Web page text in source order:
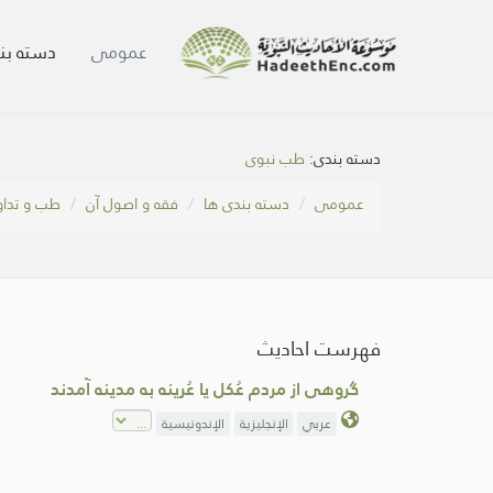
عمومی دسته
دسته بندی: طب نبوی
عمومی
دسته بندی ها فقه و اصول آن طب و
فهرست احادیث
گروهی از مردم عُکل یا عُرینه به مدینه آمدند
عربي الإنجليزية الإندونيسية